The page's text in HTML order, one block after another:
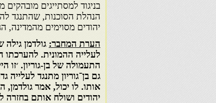
בניגוד למסתייגים מובהקים
הנהלת הסוכנות, שהתנגד
יהודים מסוימים מהמדינה,
הערת המחבר: גולדמן
לעלייה ההמונית. להערכתו
התעמולה של בן-גוריון.
גם בן־גוריון מתנגד לעלייה
יהודים ושולח אותם בחזרה